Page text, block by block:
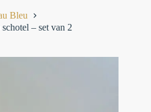
Bleu
– set van 2